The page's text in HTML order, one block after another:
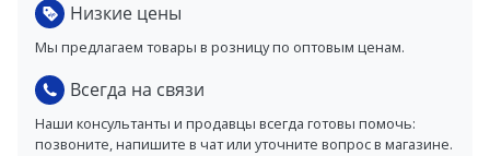
Низкие цены
Мы предлагаем товары в розницу по оптовым ценам.
Всегда на связи
Наши консультанты и продавцы всегда готовы помочь:
позвоните, напишите в чат или уточните вопрос в магазине.